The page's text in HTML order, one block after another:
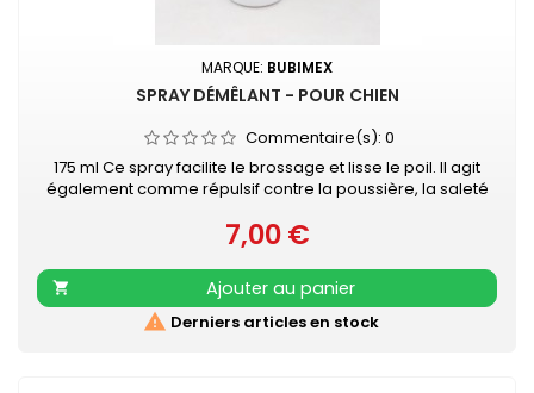
MARQUE: BUBIMEX
SPRAY DÉMÊLANT - POUR CHIEN
Commentaire(s): 0
175 ml Ce spray facilite le brossage et lisse le poil. Il agit
également comme répulsif contre la poussière, la saleté
Prix
7,00 €

Ajouter au panier
 Derniers articles en stock